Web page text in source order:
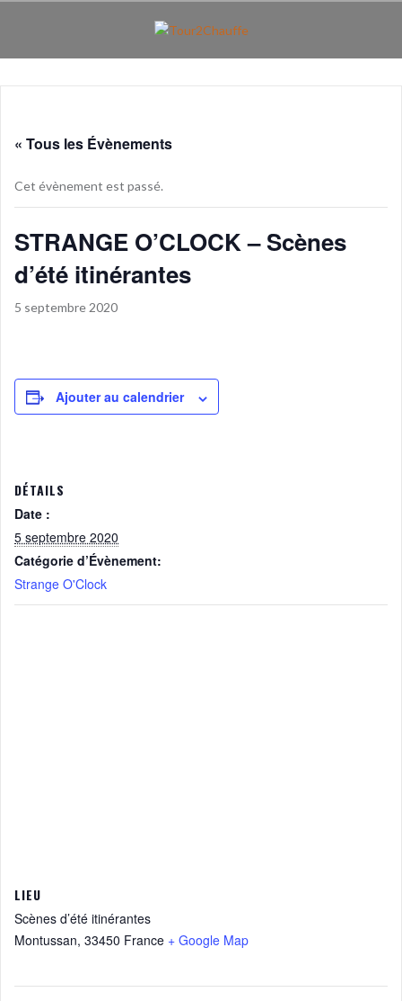
« Tous les Évènements
Cet évènement est passé.
STRANGE O’CLOCK – Scènes
d’été itinérantes
5 septembre 2020
Ajouter au calendrier
DÉTAILS
Date :
5 septembre 2020
Catégorie d’Évènement:
Strange O'Clock
LIEU
Scènes d’été itinérantes
Montussan, 33450 France + Google Map